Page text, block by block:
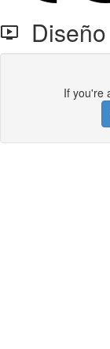
If you're